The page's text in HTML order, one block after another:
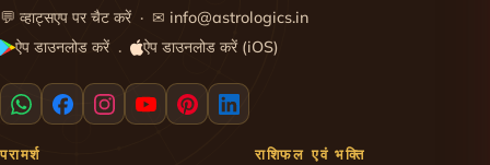
💬 व्हाट्सएप पर चैट करें · ✉ info@astrologics.in
ऐप डाउनलोड करें · ऐप डाउनलोड करें (iOS)
परामर्श राशिफल एवं भक्ति